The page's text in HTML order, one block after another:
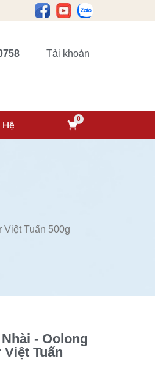
Tài khoản
Hệ
Việt Tuấn 500g
- Oolong
Tuấn